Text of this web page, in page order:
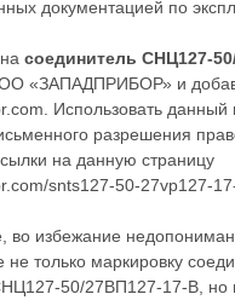
документацией по
соединитель СНЦ127-
«ЗАПАДПРИБОР» и
Использовать
разрешения
на данную страницу
snts127-50-27vp127-
во избежание
не только маркировку
50/27ВП127-17-В, но